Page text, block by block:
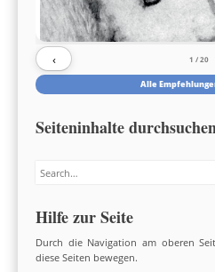
‹ 1 / 20
Alle
Seiteninhalte
Search
Hilfe zur Seite
Durch die Navigation am oberen
diese Seiten bewegen.